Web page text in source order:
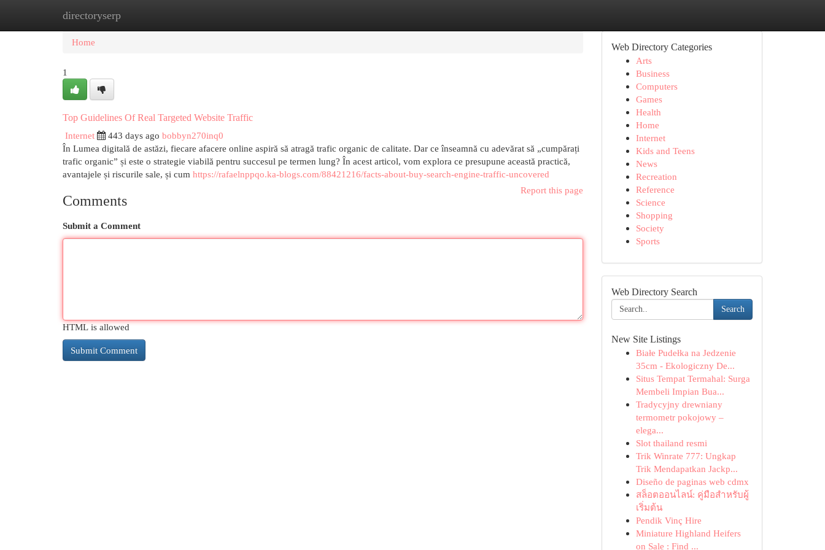
directoryserp
Home
Home
1
Top Guidelines Of Real Targeted Website Traffic
Internet
443 days ago bobbyn270inq0
În Lumea digitală de astăzi, fiecare afacere online aspiră să atragă trafic organic de calitate. Dar ce înseamnă cu adevărat să „cumpărați
trafic organic” și este o strategie viabilă pentru succesul pe termen lung? În acest articol, vom explora ce presupune această practică,
avantajele și riscurile sale, și cum https://rafaelnppqo.ka-blogs.com/88421216/facts-about-buy-search-engine-traffic-uncovered
Report this page
Comments
Submit a Comment
HTML is allowed
Web Directory Categories
Arts
Business
Computers
Games
Health
Home
Internet
Kids and Teens
News
Recreation
Reference
Science
Shopping
Society
Sports
Web Directory Search
Search
New Site Listings
Białe Pudełka na Jedzenie
35cm - Ekologiczny De...
Situs Tempat Termahal: Surga
Membeli Impian Bua...
Tradycyjny drewniany
termometr pokojowy –
elega...
Slot thailand resmi
Trik Winrate 777: Ungkap
Trik Mendapatkan Jackp...
Diseño de paginas web cdmx
สล็อตออนไลน์: คู่มือสำหรับผู้
เริ่มต้น
Pendik Vinç Hire
Miniature Highland Heifers
on Sale : Find ...